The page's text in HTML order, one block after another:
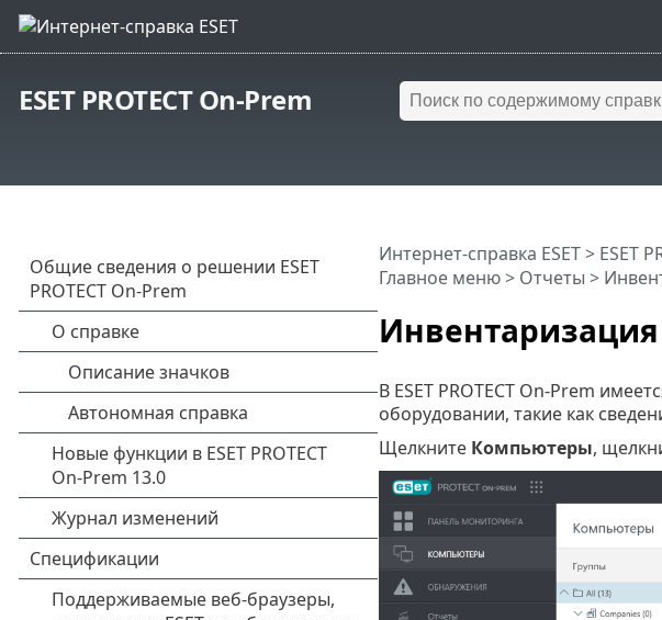
ESET PROTECT On-Prem
Интернет-справка ESET> ESET
Главное меню> Отчеты >
В ESET PROTECT On-Prem
оборудовании, такие как
Щелкните Компьютеры,